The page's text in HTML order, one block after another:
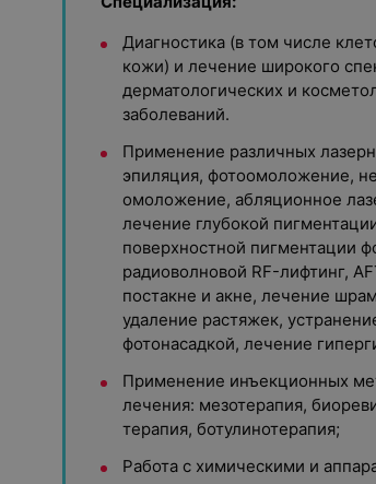
Диагностика (в том числе
кожи) и лечение широкого
дерматологических и
заболеваний.
Применение различных
эпиляция, фотоомоложение,
омоложение, абляционное
лечение глубокой
поверхностной пигментации
радиоволновой RF-лифтинг,
постакне и акне, лечение
удаление растяжек,
фотонасадкой, лечение
Применение инъекционных
лечения: мезотерапия,
терапия, ботулинотерапия;
Работа с химическими и